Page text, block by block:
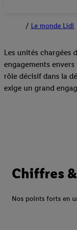
Le monde Lidl
Les unités chargées
engagements
rôle décisif dans la
exige un grand
Chiffres
Nos points forts en